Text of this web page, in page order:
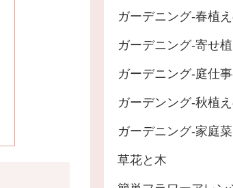
ガーデニング-春植
ガーデニング-寄せ
ガーデニング-庭仕
ガーデンング-秋植
ガーデニング-家庭
草花と木